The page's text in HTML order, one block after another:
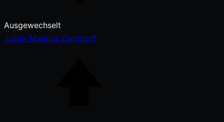
Ausgewechselt
Julian-Maurice Derstroff